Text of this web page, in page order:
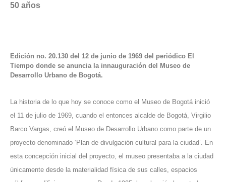
50 años
Edición no. 20.130 del 12 de junio de 1969 del periódico El
Tiempo donde se anuncia la innauguración del Museo de
Desarrollo Urbano de Bogotá.
La historia de lo que hoy se conoce como el Museo de Bogotá inició
el 11 de julio de 1969, cuando el entonces alcalde de Bogotá , Virgilio
Barco Vargas, creó el Museo de Desarrollo Urbano como parte de un
proyecto denominado ‘Plan de divulgación cultural para la ciudad’. En
esta concepción inicial del proyecto, el museo presentaba a la ciudad
únicamente desde la materialidad física de sus calles, espacios